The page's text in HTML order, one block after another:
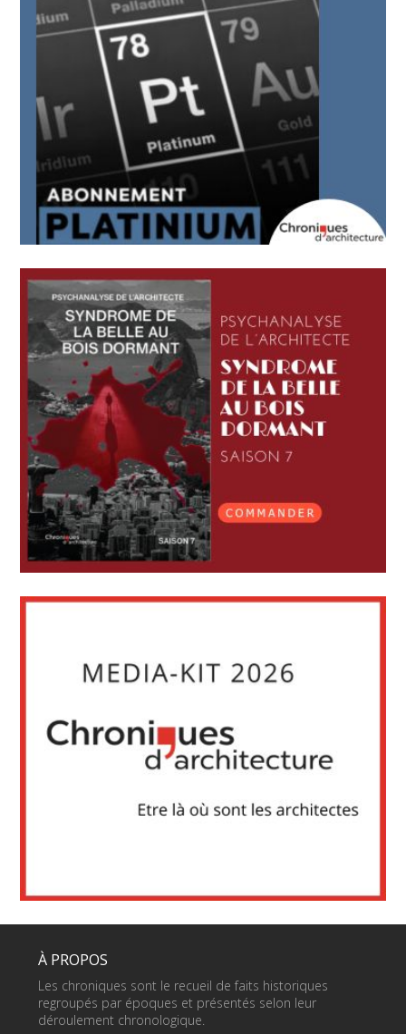
À PROPOS
Les chroniques sont le recueil de faits historiques
regroupés par époques et présentés selon leur
déroulement chronologique.